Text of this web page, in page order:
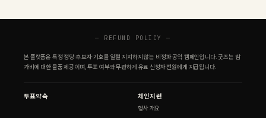
— REFUND POLICY —
본 플랫폼은 특정 정당·후보자·기호를 일절 지지하지 않는 비정파 공익 캠페인입니다. 굿즈는 참
가비에 대한 물품 제공이며, 투표 여부와 무관하게 유료 신청자 전원에게 지급됩니다.
투표약속 체인지런
행사 개요